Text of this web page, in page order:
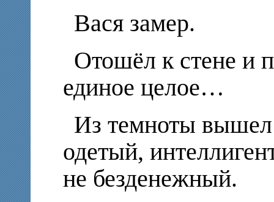
Вася замер.
Отошёл к стене и
единое целое…
Из темноты
одетый,
не безденежный.